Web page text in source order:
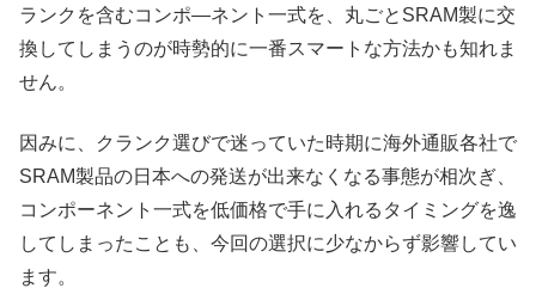
ランクを含むコンポ―ネント一式を、丸ごとSRAM製に交
換してしまうのが時勢的に一番スマートな方法かも知れま
せん。
因みに、クランク選びで迷っていた時期に海外通販各社で
SRAM製品の日本への発送が出来なくなる事態が相次ぎ、
コンポーネント一式を低価格で手に入れるタイミングを逸
してしまったことも、今回の選択に少なからず影響してい
ます。